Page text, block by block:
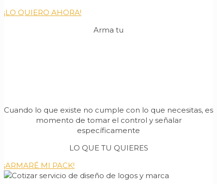
¡LO QUIERO AHORA!
Arma tu
Cuando lo que existe no cumple con lo que necesitas, es
momento de tomar el control y señalar
específicamente
LO QUE TU QUIERES
¡ARMARÉ MI PACK!